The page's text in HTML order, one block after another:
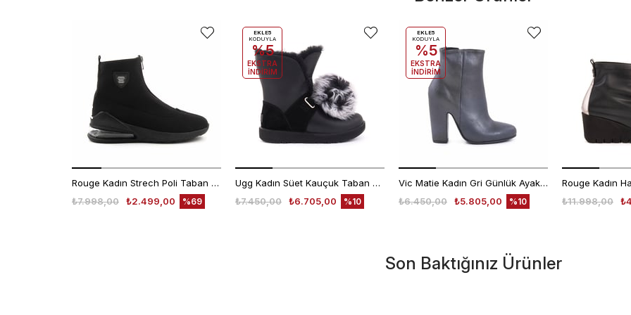
Rouge Kadın Strech Poli Taban Siyah Günlük Bot
₺2.499,00
₺7.998,00 %69
Ugg Kadın Süet Kauçuk Taban Siyah Günlük Bot
₺6.705,00
₺7.450,00 %10
EKLE5
KODUYLA
%5
EKSTRA
İNDİRİM
Vic Matie Kadın Gri Günlük Ayakkabı
₺5.805,00
₺6.450,00 %10
EKLE5
KODUYLA
%5
EKSTRA
İNDİRİM
₺11.998,00
Son Baktığınız Ürünler